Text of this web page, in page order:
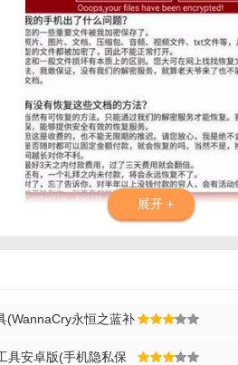
展开 +
(WannaCry永恒之蓝补
具安卓版(手机隐私保